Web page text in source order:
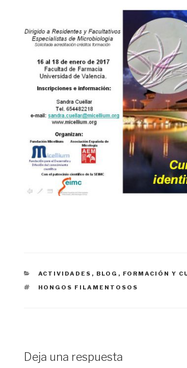
CATEGORÍAS
ACTIVIDADES , BLOG , FORMACIÓN Y
ETIQUETAS
HONGOS FILAMENTOSOS
Deja una respuesta